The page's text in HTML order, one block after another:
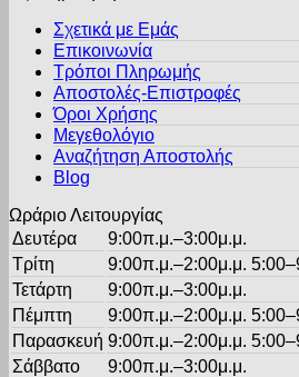
επιλογές
μπορούν
επιλεγούν
σελίδα
προϊόντος
€15.00.είναι:
€11.25.
Σχετικά με Εμάς
Επικοινωνία
Τρόποι Πληρωμής
Αποστολές-Επιστροφές
Όροι Χρήσης
Μεγεθολόγιο
Αναζήτηση Αποστολής
Blog
Ωράριο Λειτουργίας
Δευτέρα
9:00π.μ.–3:00μ.μ.
Τρίτη
9:00π.μ.–2:00μ.μ.
Τετάρτη
9:00π.μ.–3:00μ.μ.
Πέμπτη
9:00π.μ.–2:00μ.μ.
Παρασκευή 9:00π.μ.–2:00μ.μ.
Σάββατο
9:00π.μ.–3:00μ.μ.